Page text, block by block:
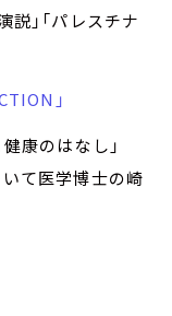
説」「パレスチナ
」
康のはなし」
いて医学博士の崎